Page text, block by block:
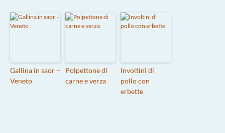
Gallina in saor –
Veneto
Polpettone di
carne e verza
Involtini di
pollo con
erbette